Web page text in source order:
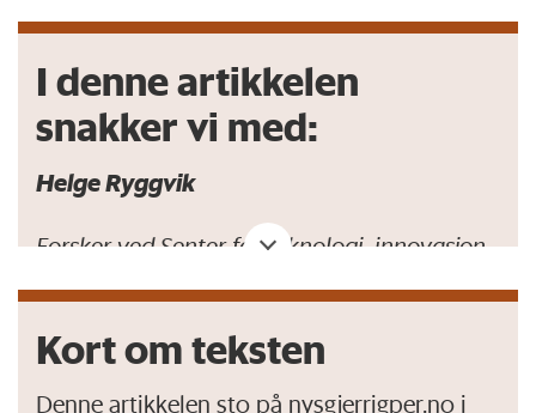
I denne artikkelen
snakker vi med:
Helge Ryggvik
Forsker ved Senter for teknologi, innovasjon
og kultur på Universitetet i Oslo
Professor i økonomisk historie ved Norges
Handelshøyskole
Kort om teksten
Denne artikkelen sto på nysgjerrigper.no i